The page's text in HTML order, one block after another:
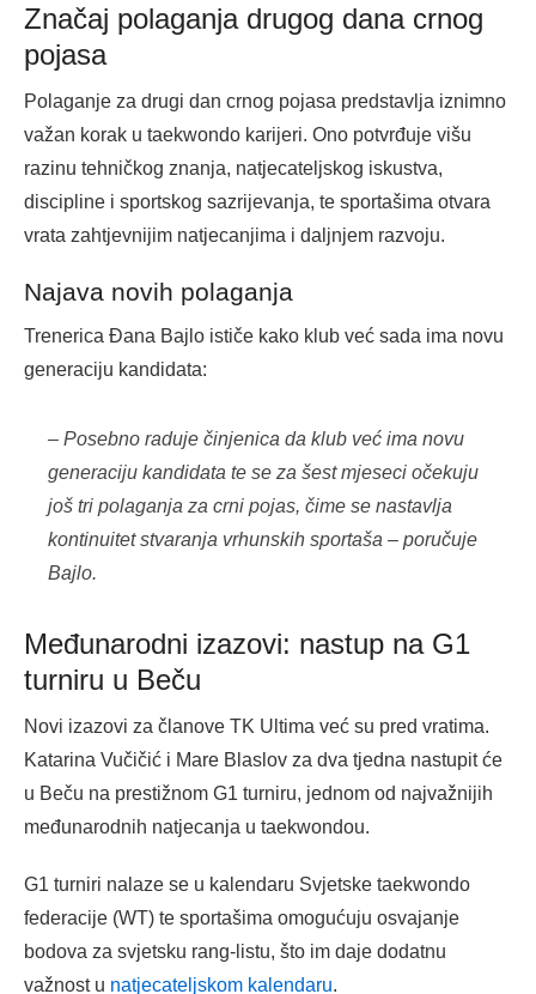
Značaj polaganja drugog dana crnog
pojasa
Polaganje za drugi dan crnog pojasa predstavlja iznimno
važan korak u taekwondo karijeri. Ono potvrđuje višu
razinu tehničkog znanja, natjecateljskog iskustva,
discipline i sportskog sazrijevanja, te sportašima otvara
vrata zahtjevnijim natjecanjima i daljnjem razvoju.
Najava novih polaganja
Trenerica Đana Bajlo ističe kako klub već sada ima novu
generaciju kandidata:
– Posebno raduje činjenica da klub već ima novu
generaciju kandidata te se za šest mjeseci očekuju
još tri polaganja za crni pojas, čime se nastavlja
kontinuitet stvaranja vrhunskih sportaša – poručuje
Bajlo.
Međunarodni izazovi: nastup na G1
turniru u Beču
Novi izazovi za članove TK Ultima već su pred vratima.
Katarina Vučičić i Mare Blaslov za dva tjedna nastupit će
u Beču na prestižnom G1 turniru, jednom od najvažnijih
međunarodnih natjecanja u taekwondou.
G1 turniri nalaze se u kalendaru Svjetske taekwondo
federacije (WT) te sportašima omogućuju osvajanje
bodova za svjetsku rang-listu, što im daje dodatnu
važnost u natjecateljskom kalendaru.